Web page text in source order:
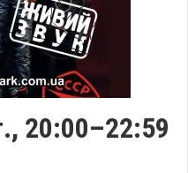
20:00–22:59